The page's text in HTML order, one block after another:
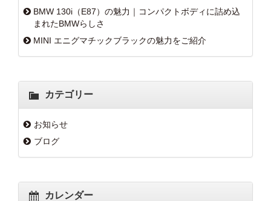
BMW 130i（E87）の魅力｜コンパクトボディに詰め込
まれたBMWらしさ
MINI エニグマチックブラックの魅力をご紹介
カテゴリー
お知らせ
ブログ
カレンダー